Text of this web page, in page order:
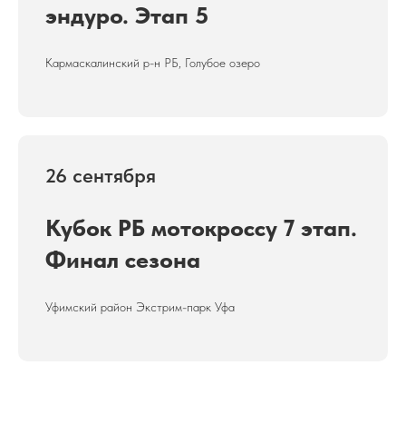
эндуро. Этап 5
Кармаскалинский р-н РБ, Голубое озеро
26 сентября
Кубок РБ мотокроссу 7 этап.
Финал сезона
Уфимский район Экстрим-парк Уфа